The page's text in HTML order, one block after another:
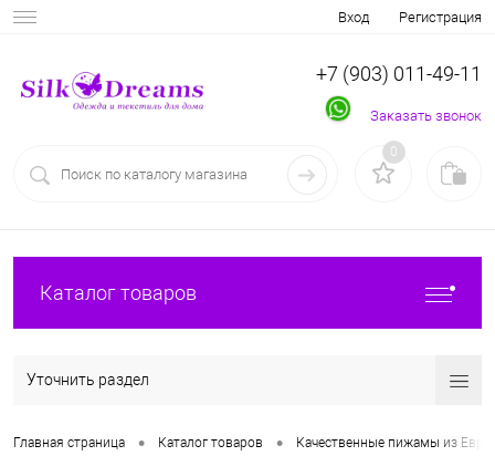
Вход Регистрация
+7 (903) 011-49-11
Заказать звонок
0
Каталог товаров
Уточнить раздел
Главная страница • Каталог товаров • Качественные пижамы из